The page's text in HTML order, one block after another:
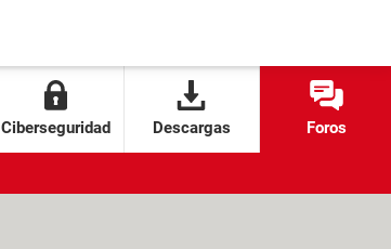
Ciberseguridad Descargas Foros